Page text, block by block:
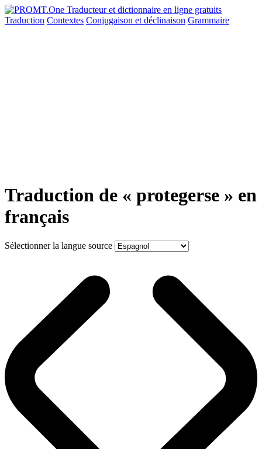
Traduction Contextes Conjugaison et déclinaison Grammaire
Traduction de « protegerse » en
français
Sélectionner la langue source